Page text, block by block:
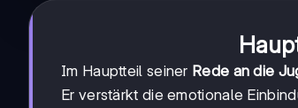
Im Hauptteil seiner Rede an die
Er verstärkt die emotionale